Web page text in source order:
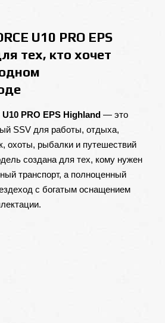
U10 PRO EPS
тех, кто хочет
PRO EPS Highland— это
SSV для работы, отдыха,
охоты, рыбалки и путешествий
создана для тех, кому нужен
транспорт, а полноценный
с богатым оснащением